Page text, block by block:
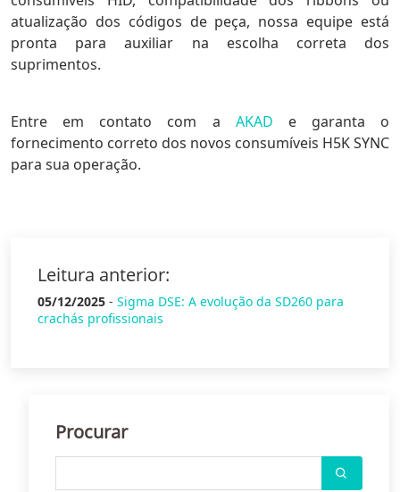
atualização dos códigos de peça, nossa equipe está
pronta para auxiliar na escolha correta dos
suprimentos.
Entre em contato com a AKAD e garanta o
fornecimento correto dos novos consumíveis H5K SYNC
para sua operação.
Leitura anterior:
05/12/2025 - Sigma DSE: A evolução da SD260 para
crachás profissionais
Procurar